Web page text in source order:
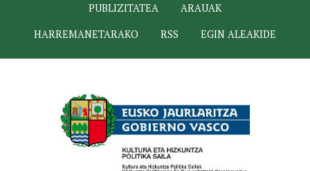
PUBLIZITATEA
ARAUAK
HARREMANETARAKO
RSS EGIN ALEAKIDE